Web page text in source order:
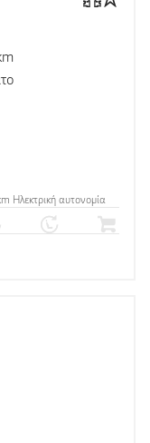
Ηλεκτρική αυτονομία